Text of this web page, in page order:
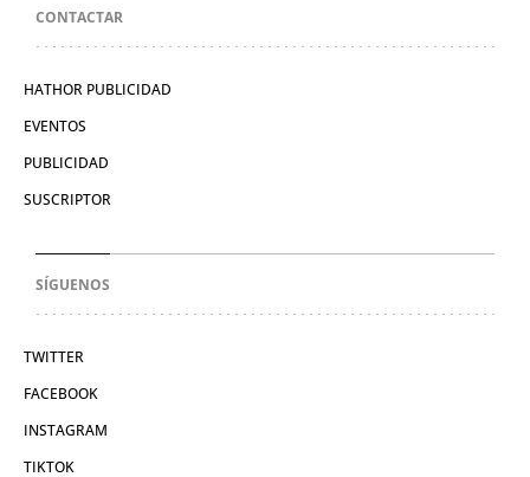
CONTACTAR
HATHOR PUBLICIDAD
EVENTOS
PUBLICIDAD
SUSCRIPTOR
SÍGUENOS
TWITTER
FACEBOOK
INSTAGRAM
TIKTOK